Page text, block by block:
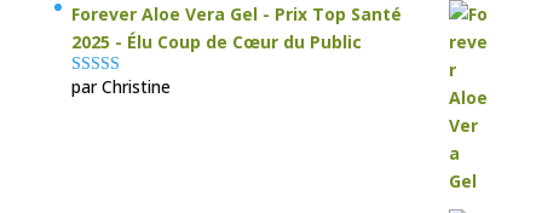
Forever Aloe Vera Gel - Prix Top Santé
2025 - Élu Coup de Cœur du Public
Note5sur 5
par Christine